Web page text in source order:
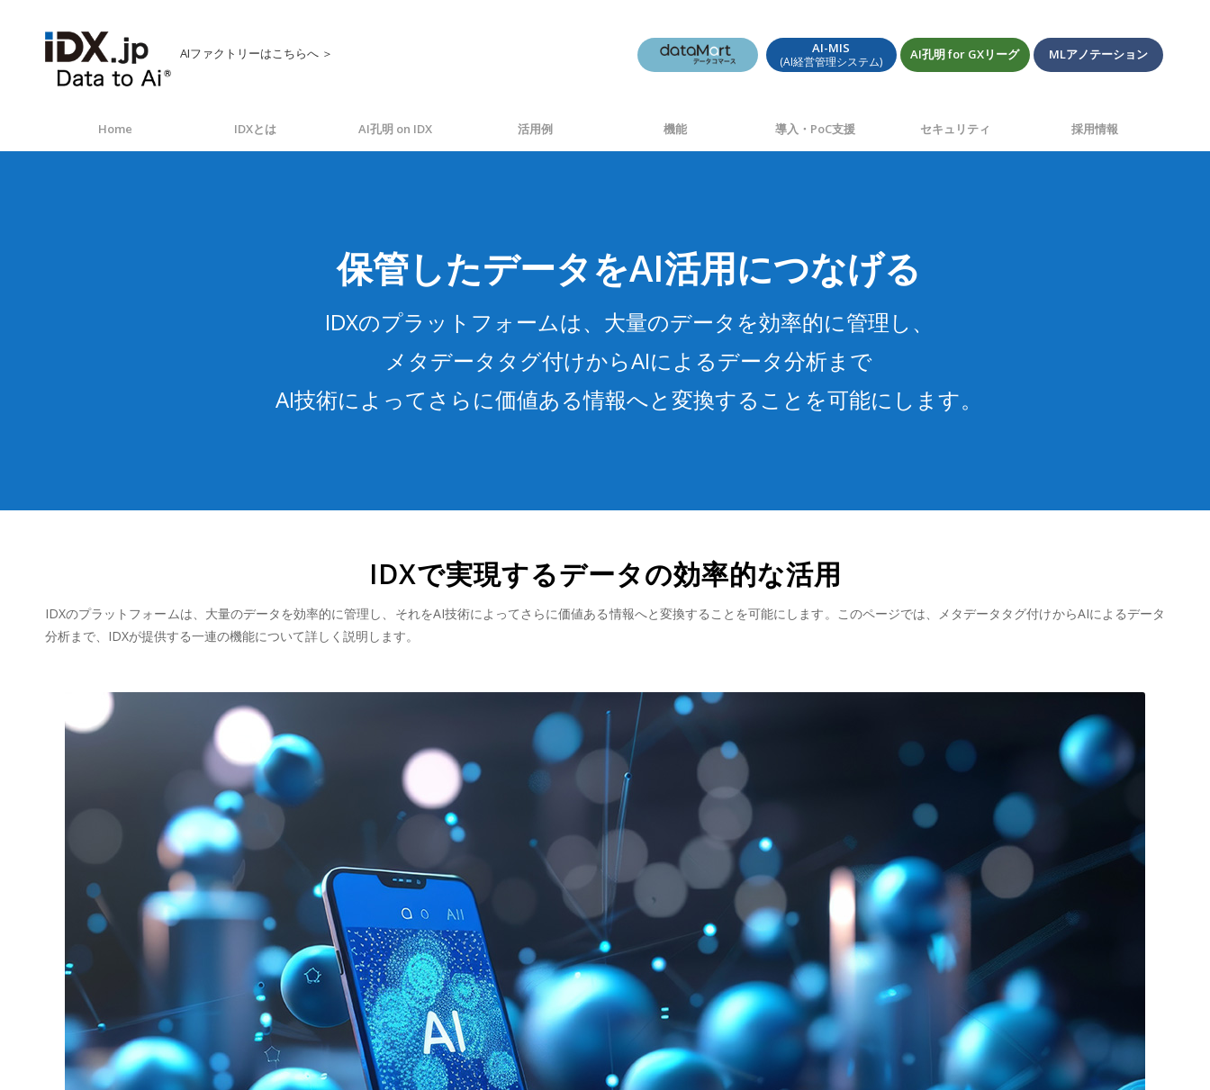
AIファクトリーはこちらへ ＞ AI-MIS
(AI経営管理システム) AI孔明 for GXリーグ MLアノテーション
Home IDXとは AI孔明 on IDX 活用例 機能 導入・PoC支援 セキュリティ 採用情報
保管したデータをAI活用につなげる
IDXのプラットフォームは、大量のデータを効率的に管理し、
メタデータタグ付けからAIによるデータ分析まで
AI技術によってさらに価値ある情報へと変換することを可能にします。
IDXで実現するデータの効率的な活用
IDXのプラットフォームは、大量のデータを効率的に管理し、それをAI技術によってさらに価値ある情報へと変換することを可能にします。このページでは、メタデータタグ付けからAIによるデータ
分析まで、IDXが提供する一連の機能について詳しく説明します。